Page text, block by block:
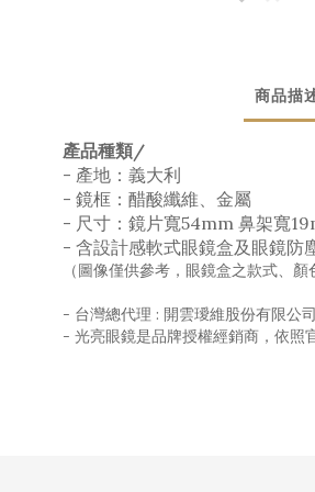
商品描
產品種類/
- 產地：義大利
- 鏡框：醋酸纖維、金屬
- 尺寸：鏡片寬54mm 鼻架寬
- 含設計感軟式眼鏡盒及眼鏡防
（圖像僅供參考，眼鏡盒之款式、顏
- 台灣總代理 : 開雲璦維股份有限公司
- 光亮眼鏡是品牌授權經銷商，依照